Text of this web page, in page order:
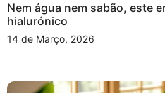
Nem água nem sabão, este
hialurónico
14 de Março, 2026